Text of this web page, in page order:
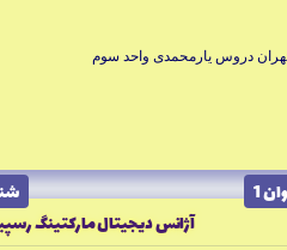
دروس يارمحمدى واحد سوم
1
آژانس ديجيتال ماركتينگ